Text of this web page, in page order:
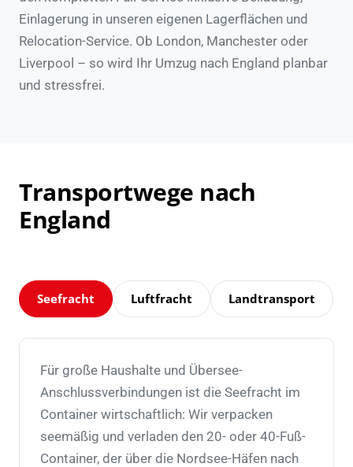
Einlagerung in unseren eigenen Lagerflächen und
Relocation-Service. Ob London, Manchester oder
Liverpool – so wird Ihr Umzug nach England planbar
und stressfrei.
Transportwege nach
England
Seefracht Luftfracht Landtransport
Für große Haushalte und Übersee-
Anschlussverbindungen ist die Seefracht im
Container wirtschaftlich: Wir verpacken
seemäßig und verladen den 20- oder 40-Fuß-
Container, der über die Nordsee-Häfen nach